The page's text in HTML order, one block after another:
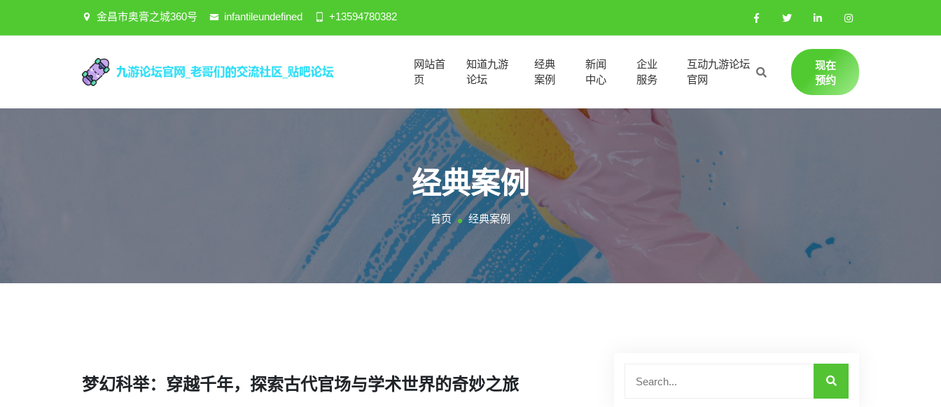
金昌市奥膏之城360号 infantileundefined +13594780382
网站首
页
知道九游
论坛
经典
案例
新闻
中心
企业
服务
互动九游论坛
官网
现在
预约
经典案例
首页 经典案例
梦幻科举：穿越千年，探索古代官场与学术世界的奇妙之旅